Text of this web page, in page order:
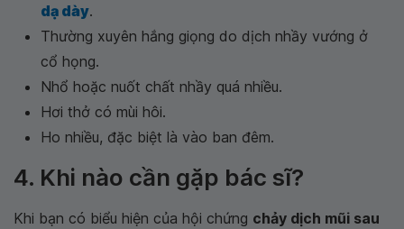
dạ dày.
Thường xuyên hắng giọng do dịch nhầy vướng ở
cổ họng.
Nhổ hoặc nuốt chất nhầy quá nhiều.
Hơi thở có mùi hôi.
Ho nhiều, đặc biệt là vào ban đêm.
4. Khi nào cần gặp bác sĩ?
Khi bạn có biểu hiện của hội chứng chảy dịch mũi sau